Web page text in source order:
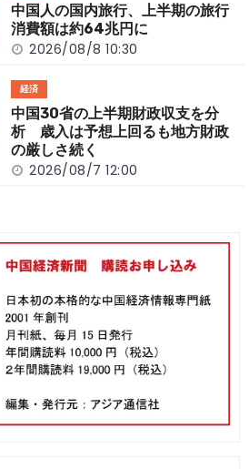
中国人の国内旅行、上半期の旅行
消費額は約64兆円に
2026/08/8 10:30
経済
中国30省の上半期財政収支を分
析 歳入は予想上回るも地方財政
の厳しさ続く
2026/08/7 12:00